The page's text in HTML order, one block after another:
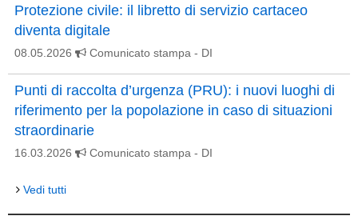
Protezione civile: il libretto di servizio cartaceo
diventa digitale
08.05.2026 Comunicato stampa - DI
Punti di raccolta d’urgenza (PRU): i nuovi luoghi di
riferimento per la popolazione in caso di situazioni
straordinarie
16.03.2026 Comunicato stampa - DI
Vedi tutti